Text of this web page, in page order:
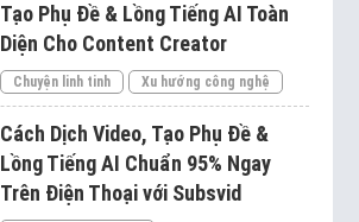
Tạo Phụ Đề & Lồng Tiếng AI Toàn
Diện Cho Content Creator
Chuyện linh tinh Xu hướng công nghệ
Cách Dịch Video, Tạo Phụ Đề &
Lồng Tiếng AI Chuẩn 95% Ngay
Trên Điện Thoại với Subsvid